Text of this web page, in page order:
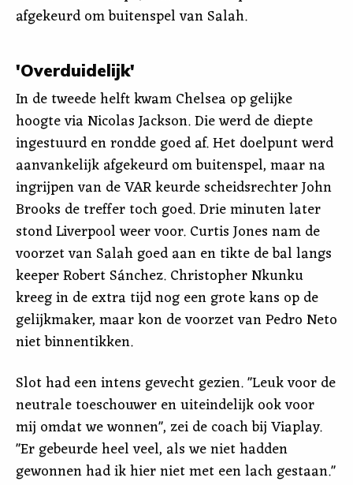
afgekeurd om buitenspel van Salah.
'Overduidelijk'
In de tweede helft kwam Chelsea op gelijke
hoogte via Nicolas Jackson. Die werd de diepte
ingestuurd en rondde goed af. Het doelpunt werd
aanvankelijk afgekeurd om buitenspel, maar na
ingrijpen van de VAR keurde scheidsrechter John
Brooks de treffer toch goed. Drie minuten later
stond Liverpool weer voor. Curtis Jones nam de
voorzet van Salah goed aan en tikte de bal langs
keeper Robert Sánchez. Christopher Nkunku
kreeg in de extra tijd nog een grote kans op de
gelijkmaker, maar kon de voorzet van Pedro Neto
niet binnentikken.
Slot had een intens gevecht gezien. "Leuk voor de
neutrale toeschouwer en uiteindelijk ook voor
mij omdat we wonnen", zei de coach bij Viaplay.
"Er gebeurde heel veel, als we niet hadden
gewonnen had ik hier niet met een lach gestaan."